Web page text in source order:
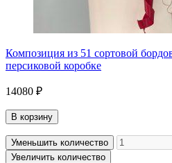
Композиция из 51 сортовой
персиковой коробке
14080 ₽
В корзину
Уменьшить количество
Увеличить количество